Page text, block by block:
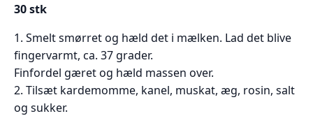
30 stk
1. Smelt smørret og hæld det i mælken. Lad det blive
fingervarmt, ca. 37 grader.
Finfordel gæret og hæld massen over.
2. Tilsæt kardemomme, kanel, muskat, æg, rosin, salt
og sukker.